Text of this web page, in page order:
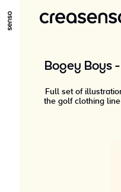
ALLER AU CONTENU
ALLER EN BAS DE
Bogey Boys
Full set of
the golf clothing